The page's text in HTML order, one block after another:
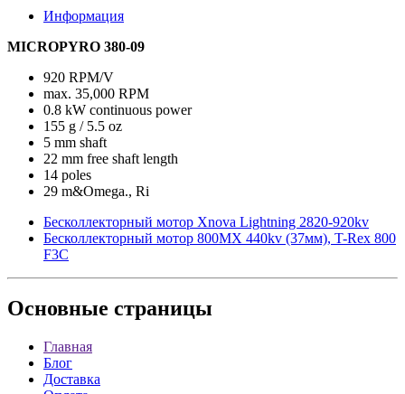
Информация
MICROPYRO 380-09
920 RPM/V
max. 35,000 RPM
0.8 kW continuous power
155 g / 5.5 oz
5 mm shaft
22 mm free shaft length
14 poles
29 m&Omega., Ri
Бесколлекторный мотор Xnova Lightning 2820-920kv
Бесколлекторный мотор 800MX 440kv (37мм), T-Rex 800
F3C
Основные страницы
Главная
Блог
Доставка